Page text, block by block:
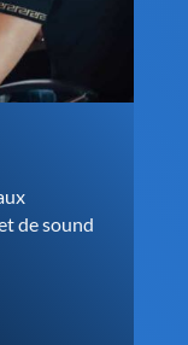
de sound